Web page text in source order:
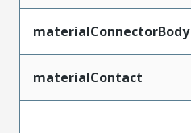
materialConnectorBody
materialContact